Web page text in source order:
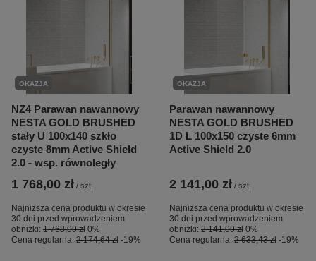
OKAZJA
NZ4 Parawan nawannowy
NESTA GOLD BRUSHED
stały U 100x140 szkło
czyste 8mm Active Shield
2.0 - wsp. równoległy
1 768,00 zł / szt.
Najniższa cena produktu w okresie
30 dni przed wprowadzeniem
obniżki: 1 768,00 zł 0%
Cena regularna: 2 174,64 zł -19%
OKAZJA
Parawan nawannowy
NESTA GOLD BRUSHED
1D L 100x150 czyste 6mm
Active Shield 2.0
2 141,00 zł / szt.
Najniższa cena produktu w okresie
30 dni przed wprowadzeniem
obniżki: 2 141,00 zł 0%
Cena regularna: 2 633,43 zł -19%